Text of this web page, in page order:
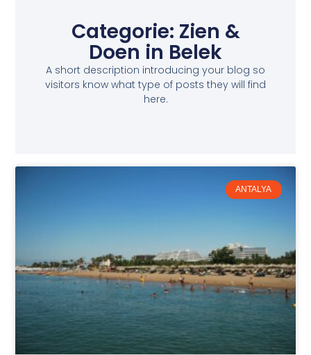
Categorie: Zien &
Doen in Belek
A short description introducing your blog so
visitors know what type of posts they will find
here.
ANTALYA